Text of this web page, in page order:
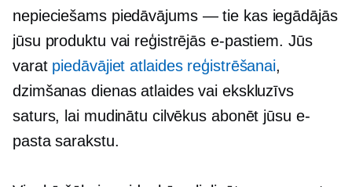
nepieciešams piedāvājums — tie kas iegādājās
jūsu produktu vai reģistrējās e-pastiem. Jūs
varat piedāvājiet atlaides reģistrēšanai,
dzimšanas dienas atlaides vai ekskluzīvs
saturs, lai mudinātu cilvēkus abonēt jūsu e-
pasta sarakstu.